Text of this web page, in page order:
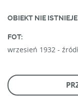
OBIEKT NIE ISTNIEJE
FOT:
wrzesień 1932 -